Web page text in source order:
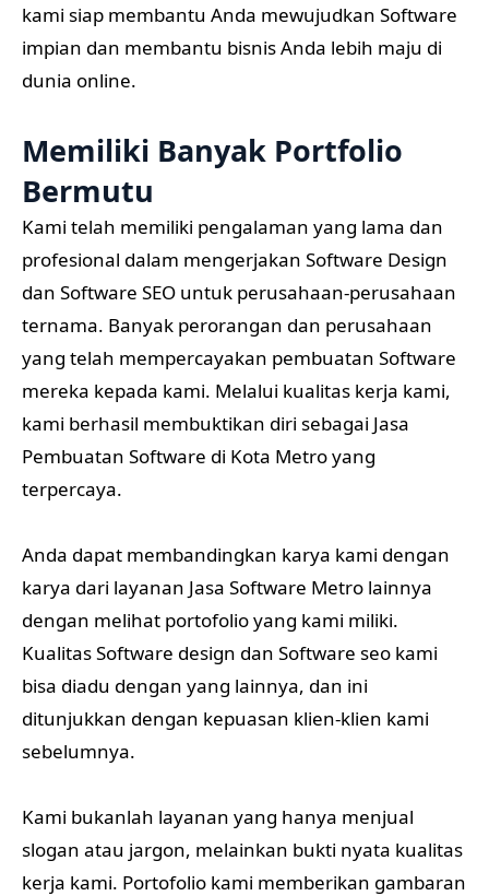
kami siap membantu Anda mewujudkan Software
impian dan membantu bisnis Anda lebih maju di
dunia online.
Memiliki Banyak Portfolio
Bermutu
Kami telah memiliki pengalaman yang lama dan
profesional dalam mengerjakan Software Design
dan Software SEO untuk perusahaan-perusahaan
ternama. Banyak perorangan dan perusahaan
yang telah mempercayakan pembuatan Software
mereka kepada kami. Melalui kualitas kerja kami,
kami berhasil membuktikan diri sebagai Jasa
Pembuatan Software di Kota Metro yang
terpercaya.
Anda dapat membandingkan karya kami dengan
karya dari layanan Jasa Software Metro lainnya
dengan melihat portofolio yang kami miliki.
Kualitas Software design dan Software seo kami
bisa diadu dengan yang lainnya, dan ini
ditunjukkan dengan kepuasan klien-klien kami
sebelumnya.
Kami bukanlah layanan yang hanya menjual
slogan atau jargon, melainkan bukti nyata kualitas
kerja kami. Portofolio kami memberikan gambaran